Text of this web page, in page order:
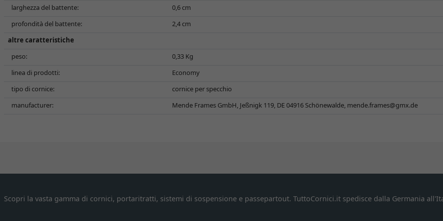
larghezza del battente:
0,6 cm
profondità del battente:
2,4 cm
altre caratteristiche
peso:
0,33 Kg
linea di prodotti:
Economy
tipo di cornice:
cornice per specchio
manufacturer:
Mende Frames GmbH, Jeßnigk 119, DE 04916 Schönewalde, mende.frames@gmx.de
Scopri la vasta gamma di cornici, portaritratti, sistemi di sospensione e passepartout. TuttoCornici.it spedisce dalla Germania